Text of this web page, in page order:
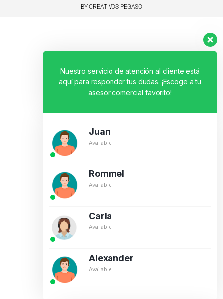
BY CREATIVOS PEGASO
Nuestro servicio de atención al cliente está
aquí para responder tus dudas. ¡Escoge a tu
asesor comercial favorito!
Juan
Available
Rommel
Available
Carla
Available
Alexander
Available